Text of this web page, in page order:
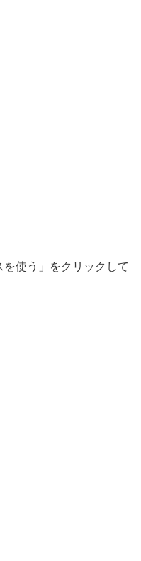
を使う」をクリックして